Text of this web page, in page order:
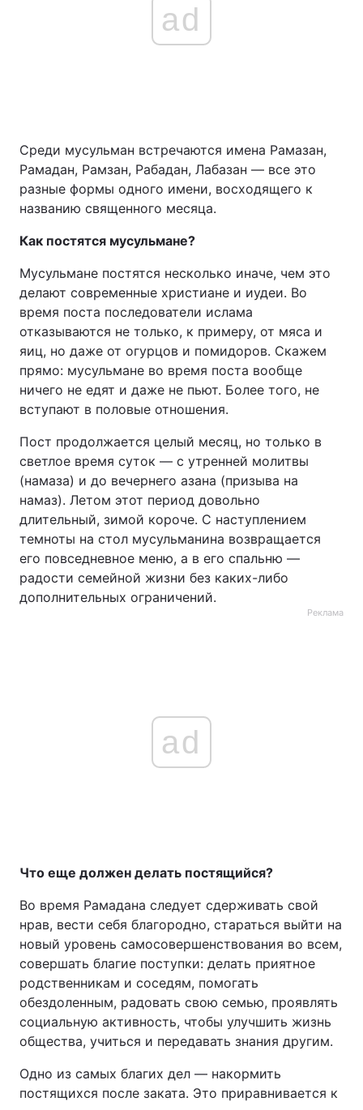
ad
Среди мусульман встречаются имена Рамазан,
Рамадан, Рамзан, Рабадан, Лабазан — все это
разные формы одного имени, восходящего к
названию священного месяца.
Как постятся мусульмане?
Мусульмане постятся несколько иначе, чем это
делают современные христиане и иудеи. Во
время поста последователи ислама
отказываются не только, к примеру, от мяса и
яиц, но даже от огурцов и помидоров. Скажем
прямо: мусульмане во время поста вообще
ничего не едят и даже не пьют. Более того, не
вступают в половые отношения.
Пост продолжается целый месяц, но только в
светлое время суток — с утренней молитвы
(намаза) и до вечернего азана (призыва на
намаз). Летом этот период довольно
длительный, зимой короче. С наступлением
темноты на стол мусульманина возвращается
его повседневное меню, а в его спальню —
радости семейной жизни без каких-либо
дополнительных ограничений.
Реклама
ad
Что еще должен делать постящийся?
Во время Рамадана следует сдерживать свой
нрав, вести себя благородно, стараться выйти на
новый уровень самосовершенствования во всем,
совершать благие поступки: делать приятное
родственникам и соседям, помогать
обездоленным, радовать свою семью, проявлять
социальную активность, чтобы улучшить жизнь
общества, учиться и передавать знания другим.
Одно из самых благих дел — накормить
постящихся после заката. Это приравнивается к